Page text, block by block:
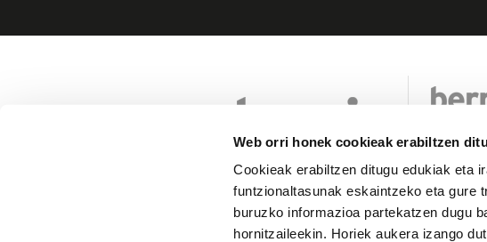
Web orri honek cookieak erabiltzen
Cookieak erabiltzen ditugu edukiak eta
funtzionaltasunak eskaintzeko eta gure
buruzko informazioa partekatzen dugu
hornitzaileekin. Horiek aukera izango